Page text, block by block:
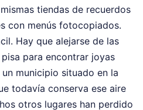
tiendas de recuerdos
con menús fotocopiados.
Hay que alejarse de las
para encontrar joyas
municipio situado en la
todavía conserva ese aire
otros lugares han perdido